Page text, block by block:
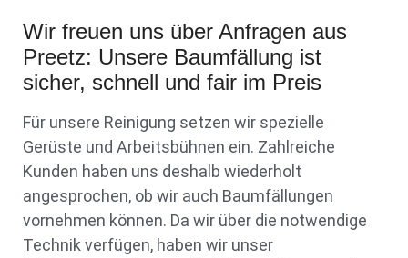
Wir freuen uns über Anfragen aus
Preetz: Unsere Baumfällung ist
sicher, schnell und fair im Preis
Für unsere Reinigung setzen wir spezielle
Gerüste und Arbeitsbühnen ein. Zahlreiche
Kunden haben uns deshalb wiederholt
angesprochen, ob wir auch Baumfällungen
vornehmen können. Da wir über die notwendige
Technik verfügen, haben wir unser